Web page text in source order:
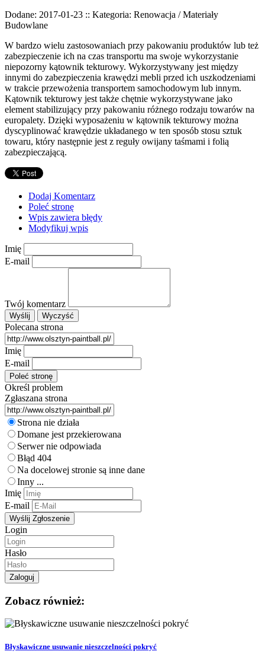
Dodane: 2017-01-23 :: Kategoria: Renowacja / Materiały
Budowlane
W bardzo wielu zastosowaniach przy pakowaniu produktów lub też
zabezpieczenie ich na czas transportu ma swoje wykorzystanie
niepozorny kątownik tekturowy. Wykorzystywany jest między
innymi do zabezpieczenia krawędzi mebli przed ich uszkodzeniami
w trakcie przewożenia transportem samochodowym lub innym.
Kątownik tekturowy jest także chętnie wykorzystywane jako
element stabilizujący przy pakowaniu różnego rodzaju towarów na
europalety. Dzięki wyposażeniu w kątownik tekturowy można
dyscyplinować krawędzie układanego w ten sposób stosu sztuk
towaru, który następnie jest z reguły owijany taśmami i folią
zabezpieczającą.
Dodaj Komentarz
Poleć stronę
Wpis zawiera błędy
Modyfikuj wpis
Imię
E-mail
Twój komentarz
Polecana strona
Imię
E-mail
Określ problem
Zgłaszana strona
Strona nie działa
Domane jest przekierowana
Serwer nie odpowiada
Błąd 404
Na docelowej stronie są inne dane
Inny ...
Imię
E-mail
Login
Hasło
Zobacz również:
Błyskawiczne usuwanie nieszczelności pokryć